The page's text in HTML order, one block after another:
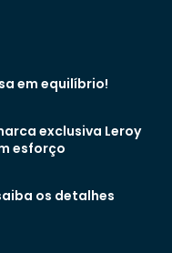
em equilíbrio!
exclusiva Leroy
esforço
os detalhes